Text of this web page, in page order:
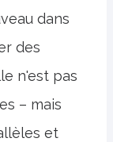
dans
des
n'est pas
– mais
et